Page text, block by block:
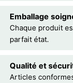
Emballage
Chaque produit
parfait état.
Qualité et
Articles